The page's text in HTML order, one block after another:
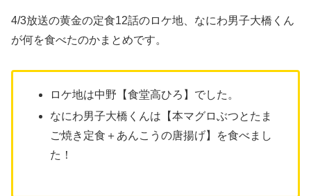
4/3放送の黄金の定食12話のロケ地、なにわ男子大橋くん
が何を食べたのかまとめです。
ロケ地は中野【食堂高ひろ】でした。
なにわ男子大橋くんは【本マグロぶつとたま
ご焼き定食＋あんこうの唐揚げ】を食べまし
た！